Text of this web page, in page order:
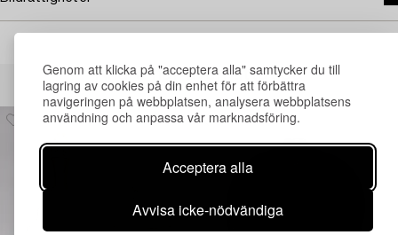
Genom att klicka på "acceptera alla" samtycker du till
lagring av cookies på din enhet för att förbättra
navigeringen på webbplatsen, analysera webbplatsens
användning och anpassa vår marknadsföring.
Acceptera alla
Avvisa icke-nödvändiga
Andra har även tittat på